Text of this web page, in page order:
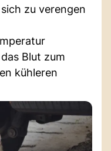
zu verengen
Blut zum
kühleren